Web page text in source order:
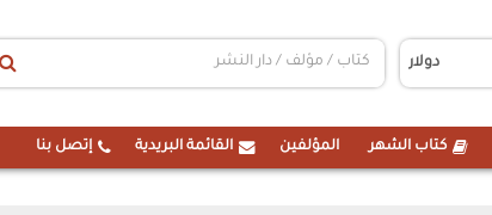
كتاب الشهر المؤلفين القائمة البريدية إتصل بنا